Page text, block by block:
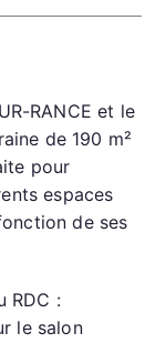
RANCE et le
de 190 m²
pour
espaces
de ses
RDC :
le salon